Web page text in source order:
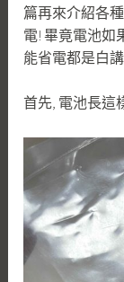
篇再來介紹各
電! 畢竟電池如
能省電都是白講
首先, 電池長這